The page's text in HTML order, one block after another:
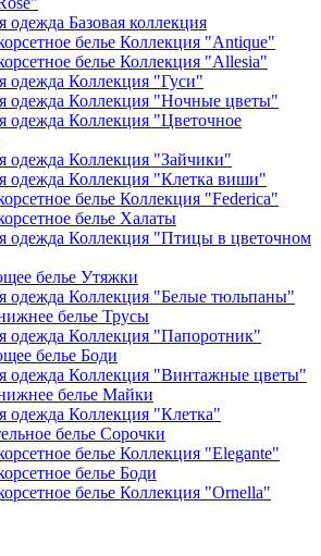
одежда Базовая коллекция
белье Коллекция "Antique"
белье Коллекция "Allesia"
одежда Коллекция "Гуси"
одежда Коллекция "Ночные цветы"
одежда Коллекция "Цветочное
одежда Коллекция "Зайчики"
одежда Коллекция "Клетка виши"
белье Коллекция "Federica"
белье Халаты
одежда Коллекция "Птицы в цветочном
белье Утяжки
одежда Коллекция "Белые тюльпаны"
белье Трусы
одежда Коллекция "Папоротник"
белье Боди
одежда Коллекция "Винтажные цветы"
белье Майки
одежда Коллекция "Клетка"
белье Сорочки
белье Коллекция "Elegante"
белье Боди
белье Коллекция "Ornella"